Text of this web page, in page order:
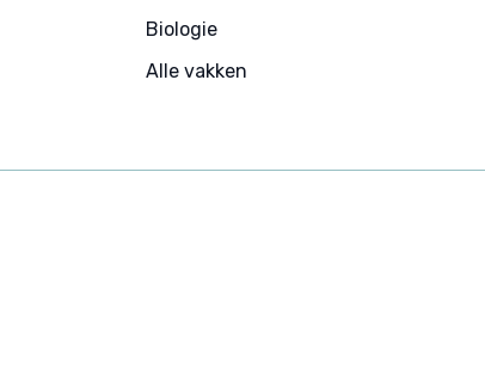
Biologie
Alle vakken